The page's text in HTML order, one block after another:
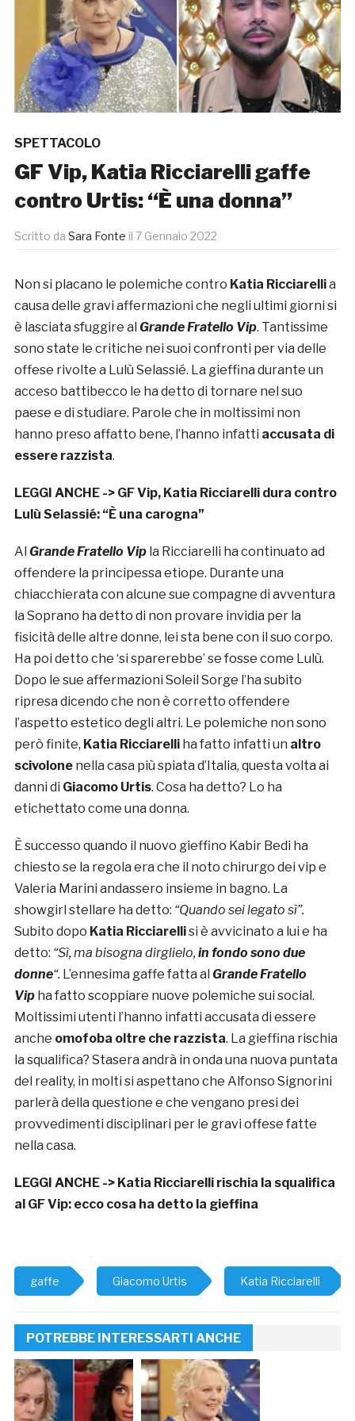
SPETTACOLO
GF Vip, Katia Ricciarelli gaffe
contro Urtis: “È una donna”
Scritto da Sara Fonte il 7 Gennaio 2022
Non si placano le polemiche contro Katia Ricciarellia
causa delle gravi affermazioni che negli ultimi giorni si
è lasciata sfuggire al Grande Fratello Vip. Tantissime
sono state le critiche nei suoi confronti per via delle
offese rivolte a Lulù Selassié. La gieffina durante un
acceso battibecco le ha detto di tornare nel suo
paese e di studiare. Parole che in moltissimi non
hanno preso affatto bene, l’hanno infatti accusata di
essere razzista.
LEGGI ANCHE -> GF Vip, Katia Ricciarelli dura contro
Lulù Selassié: “È una carogna”
Al Grande Fratello Vip la Ricciarelli ha continuato ad
offendere la principessa etiope. Durante una
chiacchierata con alcune sue compagne di avventura
la Soprano ha detto di non provare invidia per la
fisicità delle altre donne, lei sta bene con il suo corpo.
Ha poi detto che ‘si sparerebbe’ se fosse come Lulù.
Dopo le sue affermazioni Soleil Sorge l’ha subito
ripresa dicendo che non è corretto offendere
l’aspetto estetico degli altri. Le polemiche non sono
però finite, Katia Ricciarelliha fatto infatti un altro
scivolonenella casa più spiata d’Italia, questa volta ai
danni di Giacomo Urtis. Cosa ha detto? Lo ha
etichettato come una donna.
È successo quando il nuovo gieffino Kabir Bedi ha
chiesto se la regola era che il noto chirurgo dei vip e
Valeria Marini andassero insieme in bagno. La
showgirl stellare ha detto: “Quando sei legato sì”.
Subito dopo Katia Ricciarellisi è avvicinato a lui e ha
detto: “Sì, ma bisogna dirglielo,in fondo sono due
donne“. L’ennesima gaffe fatta al Grande Fratello
Vip ha fatto scoppiare nuove polemiche sui social.
Moltissimi utenti l’hanno infatti accusata di essere
anche omofoba oltre che razzista. La gieffina rischia
la squalifica? Stasera andrà in onda una nuova puntata
del reality, in molti si aspettano che Alfonso Signorini
parlerà della questione e che vengano presi dei
provvedimenti disciplinari per le gravi offese fatte
nella casa.
LEGGI ANCHE -> Katia Ricciarelli rischia la squalifica
al GF Vip: ecco cosa ha detto la gieffina
gaffe Giacomo Urtis Katia Ricciarelli
POTREBBE INTERESSARTI ANCHE